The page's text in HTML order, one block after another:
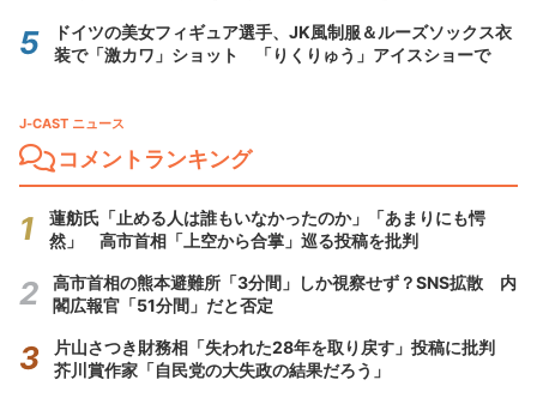
ドイツの美女フィギュア選手、JK風制服＆ルーズソックス衣
装で「激カワ」ショット 「りくりゅう」アイスショーで
J-CAST ニュース
コメントランキング
蓮舫氏「止める人は誰もいなかったのか」「あまりにも愕
然」 高市首相「上空から合掌」巡る投稿を批判
高市首相の熊本避難所「3分間」しか視察せず？SNS拡散 内
閣広報官「51分間」だと否定
片山さつき財務相「失われた28年を取り戻す」投稿に批判
芥川賞作家「自民党の大失政の結果だろう」